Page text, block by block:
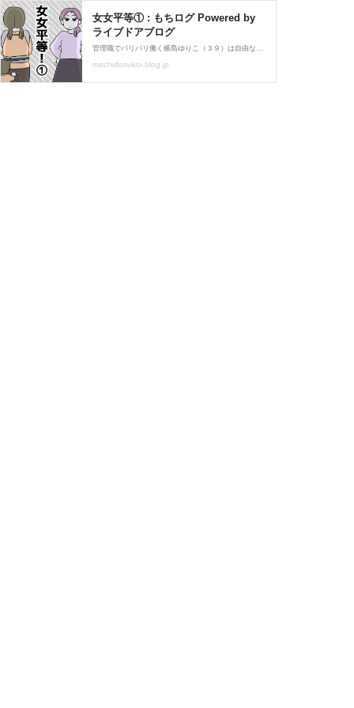
女女平等① : もちログ Powered by
ライブドアブログ
管理職でバリバリ働く横島ゆりこ（３９）は自由な人生を謳歌していたしかし、子持ちのパート松村けいこがやってきてから少しずつ歯車が狂っていく…新しいお話がスタートしました！今回は女VS女…（前回もです）新年一発目の話がドロドロな感じですみません！（いつもです）
mochidosukoi.blog.jp